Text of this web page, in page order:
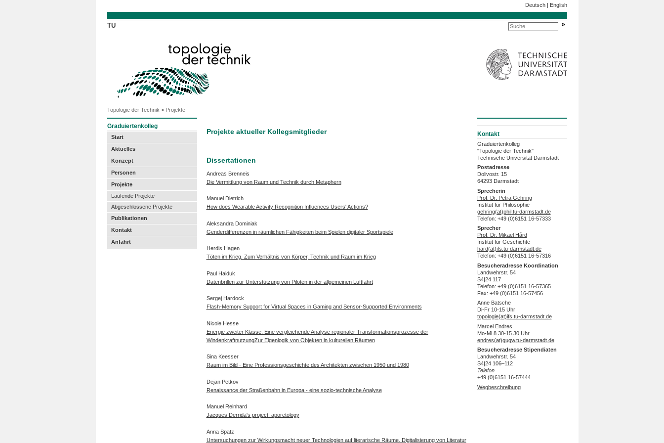
Deutsch| English
TU
Topologie der Technik > Projekte
Graduiertenkolleg
Start
Aktuelles
Konzept
Personen
Projekte
Laufende Projekte
Abgeschlossene Projekte
Publikationen
Kontakt
Anfahrt
Projekte aktueller Kollegsmitglieder
Dissertationen
Andreas Brenneis
Die Vermittlung von Raum und Technik durch Metaphern
Manuel Dietrich
How does Wearable Activity Recognition Influences Users' Actions?
Aleksandra Dominiak
Genderdifferenzen in räumlichen Fähigkeiten beim Spielen digitaler Sportspiele
Herdis Hagen
Töten im Krieg. Zum Verhältnis von Körper, Technik und Raum im Krieg
Paul Haiduk
Datenbrillen zur Unterstützung von Piloten in der allgemeinen Luftfahrt
Sergej Hardock
Flash-Memory Support for Virtual Spaces in Gaming and Sensor-Supported Environments
Nicole Hesse
Energie zweiter Klasse. Eine vergleichende Analyse regionaler Transformationsprozesse der
WindenkraftnutzungZur Eigenlogik von Objekten in kulturellen Räumen
Sina Keesser
Raum im Bild - Eine Professionsgeschichte des Architekten zwischen 1950 und 1980
Dejan Petkov
Renaissance der Straßenbahn in Europa - eine sozio-technische Analyse
Manuel Reinhard
Jacques Derrida's project: aporetology
Anna Spatz
Untersuchungen zur Wirkungsmacht neuer Technologien auf literarische Räume. Digitalisierung von Literatur
Kontakt
Graduiertenkolleg
"Topologie der Technik"
Technische Universität Darmstadt
Postadresse
Dolivostr. 15
64293 Darmstadt
Sprecherin
Prof. Dr. Petra Gehring
Institut für Philosophie
gehring(at)phil.tu-darmstadt.de
Telefon: +49 (0)6151 16-57333
Sprecher
Prof. Dr. Mikael Hård
Institut für Geschichte
hard(at)ifs.tu-darmstadt.de
Telefon: +49 (0)6151 16-57316
Besucheradresse Koordination
Landwehrstr. 54
S4|24 117
Telefon: +49 (0)6151 16-57365
Fax: +49 (0)6151 16-57456
Anne Batsche
Di-Fr 10-15 Uhr
topologie(at)ifs.tu-darmstadt.de
Marcel Endres
Mo-Mi 8.30-15.30 Uhr
endres(at)gugw.tu-darmstadt.de
Besucheradresse Stipendiaten
Landwehrstr. 54
S4|24 106–112
Telefon
+49 (0)6151 16-57444
Wegbeschreibung